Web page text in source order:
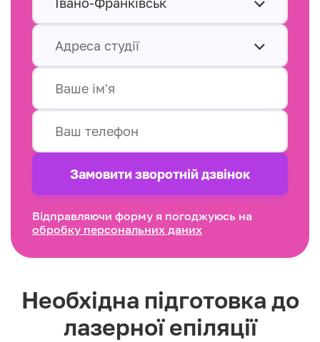
Адреса студії
Замовити зворотнiй дзвінок
Відправляючи форму я погоджуюсь на
обробку персональних даних
Необхідна підготовка до
лазерної епіляції